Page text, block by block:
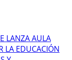
LANZA AULA
LA EDUCACIÓN